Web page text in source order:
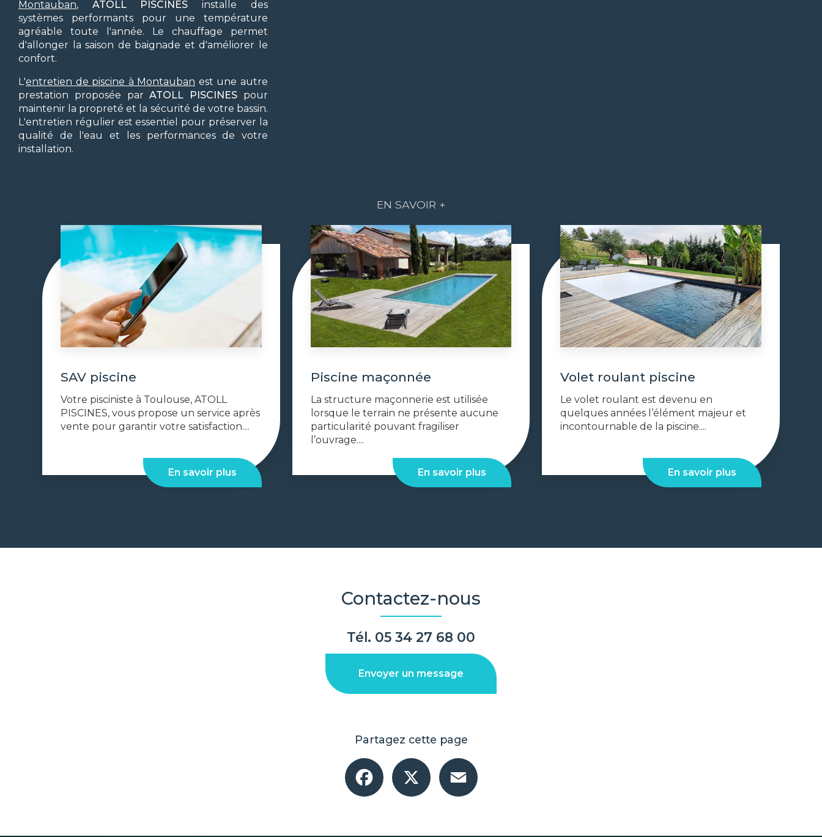
Montauban, ATOLL PISCINES installe des
systèmes performants pour une température
agréable toute l'année. Le chauffage permet
d'allonger la saison de baignade et d'améliorer le
confort.
L'entretien de piscine à Montauban est une autre
prestation proposée parATOLL PISCINES pour
maintenir la propreté et la sécurité de votre bassin.
L'entretien régulier est essentiel pour préserver la
qualité de l'eau et les performances de votre
installation.
EN SAVOIR +
SAV piscine
Votre pisciniste à Toulouse, ATOLL
PISCINES, vous propose un service après
vente pour garantir votre satisfaction....
En savoir plus
Piscine maçonnée
La structure maçonnerie est utilisée
lorsque le terrain ne présente aucune
particularité pouvant fragiliser
l’ouvrage....
En savoir plus
Volet roulant piscine
Le volet roulant est devenu en
quelques années l’élément majeur et
incontournable de la piscine....
En savoir plus
Contactez-nous
Tél. 05 34 27 68 00
Envoyer un message
Partagez cette page
Facebook